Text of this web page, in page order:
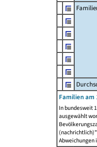
Familien am
In bundesweit
ausgewählt
Abweichungen